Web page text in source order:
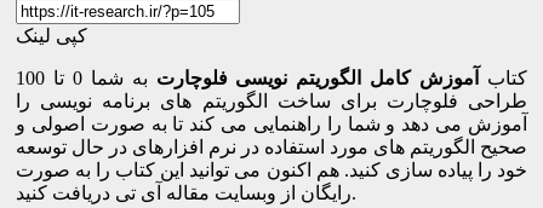
کپی لینک
کتاب آموزش کامل الگوریتم نویسی فلوچارت
به شما 0 تا 100
طراحی فلوچارت برای ساخت الگوریتم های برنامه نویسی را
آموزش می دهد و شما را راهنمایی می کند تا به صورت اصولی و
صحیح الگوریتم های مورد استفاده در نرم افزارهای در حال توسعه
خود را پیاده سازی کنید. هم اکنون می توانید این کتاب را به صورت
رایگان از وبسایت مقاله آی تی دریافت کنید.